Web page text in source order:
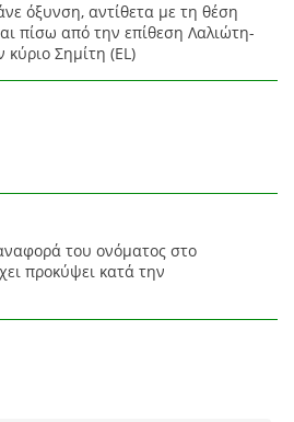
όξυνση, αντίθετα με τη θέση
πίσω από την επίθεση Λαλιώτη-
Σημίτη (EL)
του ονόματος στο
προκύψει κατά την